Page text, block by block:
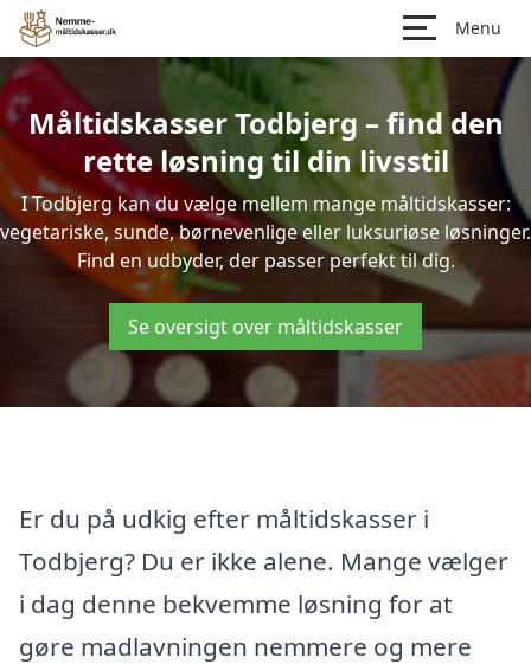
Menu
Måltidskasser Todbjerg – find den
rette løsning til din livsstil
I Todbjerg kan du vælge mellem mange måltidskasser:
vegetariske, sunde, børnevenlige eller luksuriøse løsninger.
Find en udbyder, der passer perfekt til dig.
Se oversigt over måltidskasser
Er du på udkig efter måltidskasser i
Todbjerg? Du er ikke alene. Mange vælger
i dag denne bekvemme løsning for at
gøre madlavningen nemmere og mere